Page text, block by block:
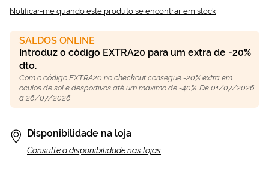
Notificar-me quando este produto se encontrar em stock
SALDOS ONLINE
Introduz o código EXTRA20 para um extra de -20%
dto.
Com o código EXTRA20 no checkout consegue -20% extra em
óculos de sol e desportivos até um máximo de -40%. De 01/07/2026
a 26/07/2026.
Disponibilidade na loja
Consulte a disponibilidade nas lojas